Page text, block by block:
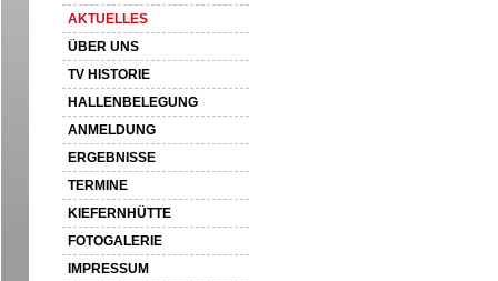
AKTUELLES
ÜBER UNS
TV HISTORIE
HALLENBELEGUNG
ANMELDUNG
ERGEBNISSE
TERMINE
KIEFERNHÜTTE
FOTOGALERIE
IMPRESSUM